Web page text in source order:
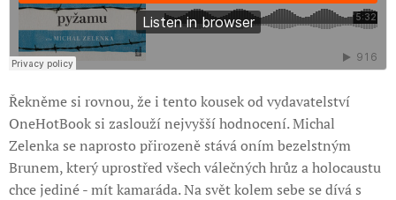
Řekněme si rovnou, že i tento kousek od vydavatelství
OneHotBook si zaslouží nejvyšší hodnocení. Michal
Zelenka se naprosto přirozeně stává oním bezelstným
Brunem, který uprostřed všech válečných hrůz a holocaustu
chce jediné - mít kamaráda. Na svět kolem sebe se dívá s